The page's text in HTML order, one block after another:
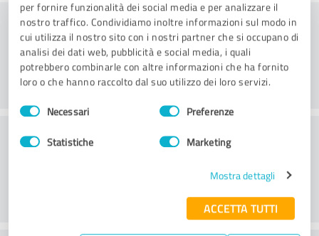
per fornire funzionalità dei social media e per analizzare il
nostro traffico. Condividiamo inoltre informazioni sul modo in
cui utilizza il nostro sito con i nostri partner che si occupano di
analisi dei dati web, pubblicità e social media, i quali
potrebbero combinarle con altre informazioni che ha fornito
loro o che hanno raccolto dal suo utilizzo dei loro servizi.
Selezione
del
Necessari Preferenze
Statistiche Marketing
Mostra dettagli
ACCETTA TUTTI
Consulenza
Servizio clienti